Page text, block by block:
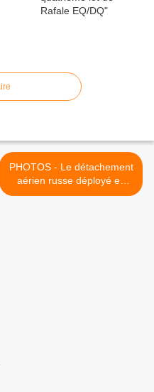
PHOTOS - Le détachement
aérien russe déployé en
Syrie >